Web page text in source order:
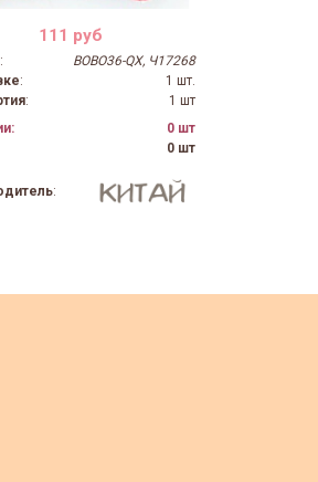
111 руб
:
BOBO36-QX, Ч17268
:
1 шт.
:
1 шт
0 шт
0 шт
: